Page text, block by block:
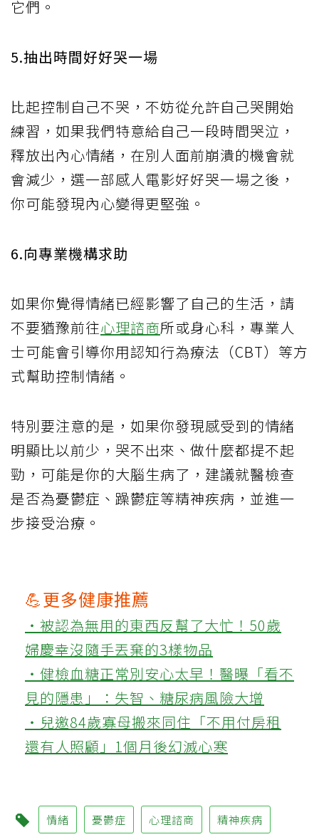
它們。
5.抽出時間好好哭一場
比起控制自己不哭，不妨從允許自己哭開始
練習，如果我們特意給自己一段時間哭泣，
釋放出內心情緒，在別人面前崩潰的機會就
會減少，選一部感人電影好好哭一場之後，
你可能發現內心變得更堅強。
6.向專業機構求助
如果你覺得情緒已經影響了自己的生活，請
不要猶豫前往心理諮商所或身心科，專業人
士可能會引導你用認知行為療法（CBT）等方
式幫助控制情緒。
特別要注意的是，如果你發現感受到的情緒
明顯比以前少，哭不出來、做什麼都提不起
勁，可能是你的大腦生病了，建議就醫檢查
是否為憂鬱症、躁鬱症等精神疾病，並進一
步接受治療。
💪更多健康推薦
‧被認為無用的東西反幫了大忙！50歲
婦慶幸沒隨手丟棄的3樣物品
‧健檢血糖正常別安心太早！醫曝「看不
見的隱患」：失智、糖尿病風險大增
‧兒邀84歲寡母搬來同住「不用付房租
還有人照顧」1個月後幻滅心寒
情緒 憂鬱症 心理諮商 精神疾病